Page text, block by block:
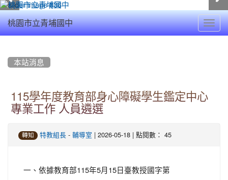
桃園市立青埔國中
本站消息
115學年度教育部身心障礙學生鑑定中心
專業工作 人員遴選
轉知 特教組長 - 輔導室 | 2026-05-18 | 點閱數： 45
一、依據教育部115年5月15日臺教授國字第